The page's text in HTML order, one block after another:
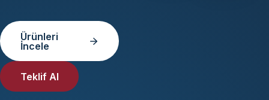
Ürünleri
İncele
Teklif Al